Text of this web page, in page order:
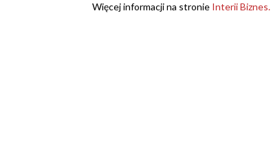
Więcej informacji na stronie Interii Biznes.